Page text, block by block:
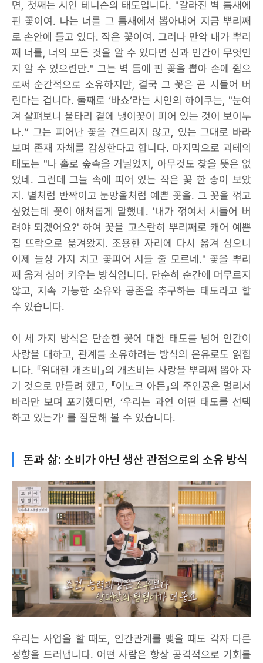
면, 첫째는 시인 테니슨의 태도입니다. "갈라진 벽 틈새에
핀 꽃이여. 나는 너를 그 틈새에서 뽑아내어 지금 뿌리째
로 손안에 들고 있다. 작은 꽃이여. 그러나 만약 내가 뿌리
째 너를, 너의 모든 것을 알 수 있다면 신과 인간이 무엇인
지 알 수 있으련만." 그는 벽 틈에 핀 꽃을 뽑아 손에 쥠으
로써 순간적으로 소유하지만, 결국 그 꽃은 곧 시들어 버
린다는 겁니다. 둘째로 ‘바쇼’라는 시인의 하이쿠는, "눈여
겨 살펴보니 울타리 곁에 냉이꽃이 피어 있는 것이 보이누
나.” 그는 피어난 꽃을 건드리지 않고, 있는 그대로 바라
보며 존재 자체를 감상한다고 합니다. 마지막으로 괴테의
태도는 "나 홀로 숲속을 거닐었지, 아무것도 찾을 뜻은 없
었네. 그런데 그늘 속에 피어 있는 작은 꽃 한 송이 보았
지. 별처럼 반짝이고 눈망울처럼 예쁜 꽃을. 그 꽃을 꺾고
싶었는데 꽃이 애처롭게 말했네. '내가 꺾여서 시들어 버
려야 되겠어요?' 하여 꽃을 고스란히 뿌리째로 캐어 예쁜
집 뜨락으로 옮겨왔지. 조용한 자리에 다시 옮겨 심으니
이제 늘상 가지 치고 꽃피어 시들 줄 모르네." 꽃을 뿌리
째 옮겨 심어 키우는 방식입니다. 단순히 순간에 머무르지
않고, 지속 가능한 소유와 공존을 추구하는 태도라고 할
수 있습니다.
이 세 가지 방식은 단순한 꽃에 대한 태도를 넘어 인간이
사랑을 대하고, 관계를 소유하려는 방식의 은유로도 읽힙
니다. 『위대한 개츠비』의 개츠비는 사랑을 뿌리째 뽑아 자
기 것으로 만들려 했고, 『이노크 아든』의 주인공은 멀리서
바라만 보며 포기했다면, ‘우리는 과연 어떤 태도를 선택
하고 있는가’ 를 질문해 볼 수 있습니다.
돈과 삶: 소비가 아닌 생산 관점으로의 소유 방식
우리는 사업을 할 때도, 인간관계를 맺을 때도 각자 다른
성향을 드러냅니다. 어떤 사람은 항상 공격적으로 기회를